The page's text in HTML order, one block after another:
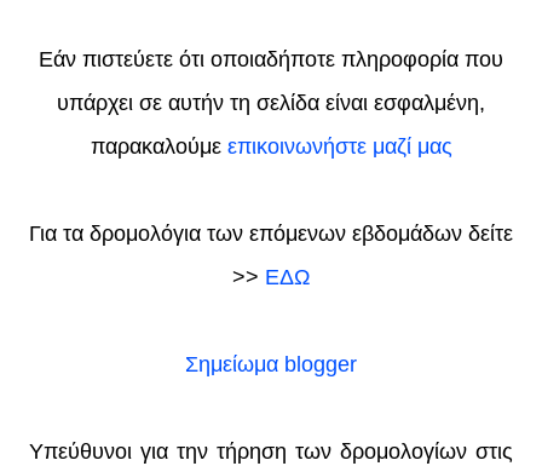
Εάν πιστεύετε ότι οποιαδήποτε πληροφορία που
υπάρχει σε αυτήν τη σελίδα είναι εσφαλμένη,
παρακαλούμε επικοινωνήστε μαζί μας
Για τα δρομολόγια των επόμενων εβδομάδων δείτε
>> ΕΔΩ
Σημείωμα blogger
Υπεύθυνοι για την τήρηση των δρομολογίων στις